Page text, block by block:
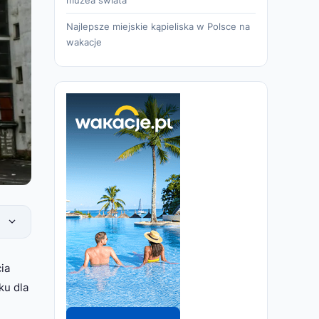
dla
Najlepsze miejskie kąpieliska w Polsce na
wakacje